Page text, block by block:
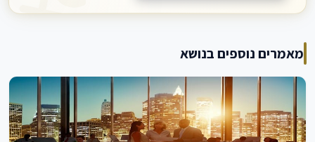
מאמרים נוספים בנושא